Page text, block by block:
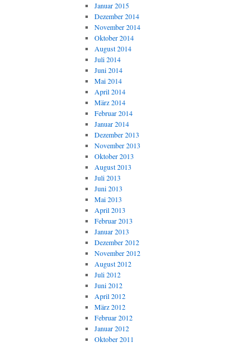
Januar 2015
Dezember 2014
November 2014
Oktober 2014
August 2014
Juli 2014
Juni 2014
Mai 2014
April 2014
März 2014
Februar 2014
Januar 2014
Dezember 2013
November 2013
Oktober 2013
August 2013
Juli 2013
Juni 2013
Mai 2013
April 2013
Februar 2013
Januar 2013
Dezember 2012
November 2012
August 2012
Juli 2012
Juni 2012
April 2012
März 2012
Februar 2012
Januar 2012
Oktober 2011